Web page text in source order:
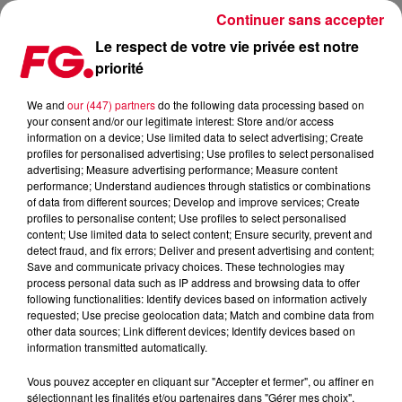
FLAURESE DÉVOILE "SAKE OF LUST", SON PREMIER EP SUR CIRCA '99
Publié : 21 septembre 2020 à 15h26 par Jean-Baptiste
Blandin
Le respect de votre vie privée est notre
priorité
We and our (447) partnersdo the following data processing based on
your consent and/or our legitimate interest: Store and/or access
information on a device; Use limited data to select advertising; Create
profiles for personalised advertising; Use profiles to select personalised
advertising; Measure advertising performance; Measure content
performance; Understand audiences through statistics or combinations
of data from different sources; Develop and improve services; Create
profiles to personalise content; Use profiles to select personalised
content; Use limited data to select content; Ensure security, prevent and
detect fraud, and fix errors; Deliver and present advertising and content;
Save and communicate privacy choices. These technologies may
process personal data such as IP address and browsing data to offer
following functionalities: Identify devices based on information actively
requested; Use precise geolocation data; Match and combine data from
other data sources; Link different devices; Identify devices based on
information transmitted automatically.
Vous pouvez accepter en cliquant sur "Accepter et fermer", ou affiner en
sélectionnant les finalités et/ou partenaires dans "Gérer mes choix".
Continuer sans accepter